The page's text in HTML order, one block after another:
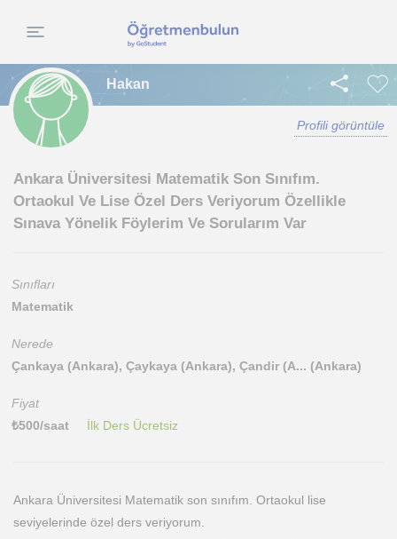
Hakan
Profili görüntüle
Ankara Üniversitesi Matematik Son Sınıfım.
Ortaokul Ve Lise Özel Ders Veriyorum Özellikle
Sınava Yönelik Föylerim Ve Sorularım Var
Sınıfları
Matematik
Nerede
Çankaya (Ankara), Çaykaya (Ankara), Çandir (A... (Ankara)
Fiyat
₺500/saat İlk Ders Ücretsiz
Ankara Üniversitesi Matematik son sınıfım. Ortaokul lise
seviyelerinde özel ders veriyorum.